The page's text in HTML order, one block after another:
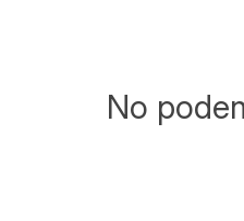
No